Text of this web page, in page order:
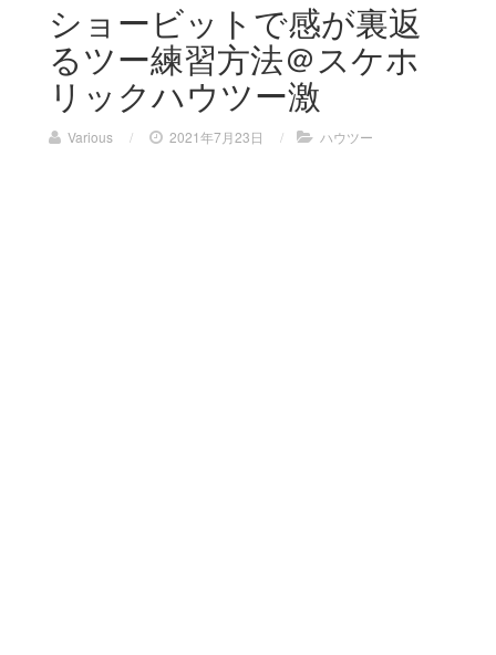
ショービットで感が裏返
るツー練習方法＠スケホ
リックハウツー激
Various / 2021年7月23日 / ハウツー